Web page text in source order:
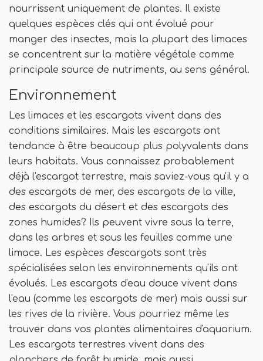
nourrissent uniquement de plantes. Il existe
quelques espèces clés qui ont évolué pour
manger des insectes, mais la plupart des limaces
se concentrent sur la matière végétale comme
principale source de nutriments, au sens général.
Environnement
Les limaces et les escargots vivent dans des
conditions similaires. Mais les escargots ont
tendance à être beaucoup plus polyvalents dans
leurs habitats. Vous connaissez probablement
déjà l'escargot terrestre, mais saviez-vous qu'il y a
des escargots de mer, des escargots de la ville,
des escargots du désert et des escargots des
zones humides? Ils peuvent vivre sous la terre,
dans les arbres et sous les feuilles comme une
limace. Les espèces d'escargots sont très
spécialisées selon les environnements qu'ils ont
évolués. Les escargots d'eau douce vivent dans
l'eau (comme les escargots de mer) mais aussi sur
les rives de la rivière. Vous pourriez même les
trouver dans vos plantes alimentaires d'aquarium.
Les escargots terrestres vivent dans des